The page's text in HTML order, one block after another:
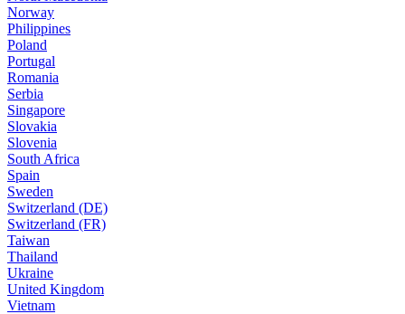
Norway
Philippines
Poland
Portugal
Romania
Serbia
Singapore
Slovakia
Slovenia
South Africa
Spain
Sweden
Switzerland (DE)
Switzerland (FR)
Taiwan
Thailand
Ukraine
United Kingdom
Vietnam